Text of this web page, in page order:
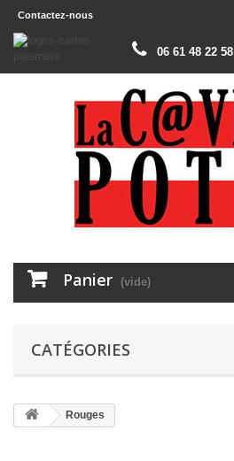
Contactez-nous
06 61 48 22 58
Panier (vide)
CATÉGORIES
Rouges